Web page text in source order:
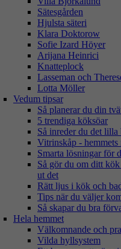
Sätesgården
Hjulsta säteri
Klara Doktorow
Sofie Izard Höyer
Arijana Heinrici
Knatteplock
Lasseman och
Lotta Möller
Vedum tipsar
Så planerar du din
5 trendiga köksöar
Så inreder du det lilla
Vitrinskåp -
Smarta lösningar för
Så gör du om ditt
ut det
Rätt ljus i kök och
Tips när du väljer
Så skapar du bra
Hela hemmet
Välkomnande och
Vilda hyllsystem